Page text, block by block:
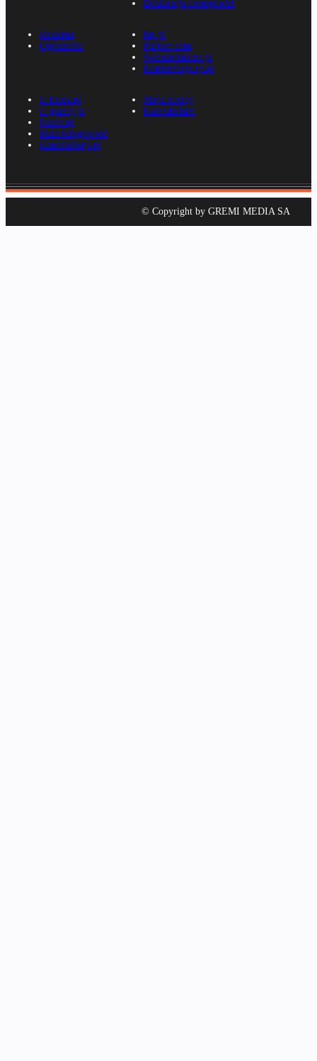
Deklaracja dostępności
Reklama
Ogłoszenia
Rp.pl
Parkiet.com
Wiescirolnicze.pl
Konferencje.rp.pl
E-kiosk.pl
E-gazety.pl
Nexto.pl
Mała księgowość
Kancelarierp.pl
Mapa strony
Kalendarium
© Copyright by GREMI MEDIA SA